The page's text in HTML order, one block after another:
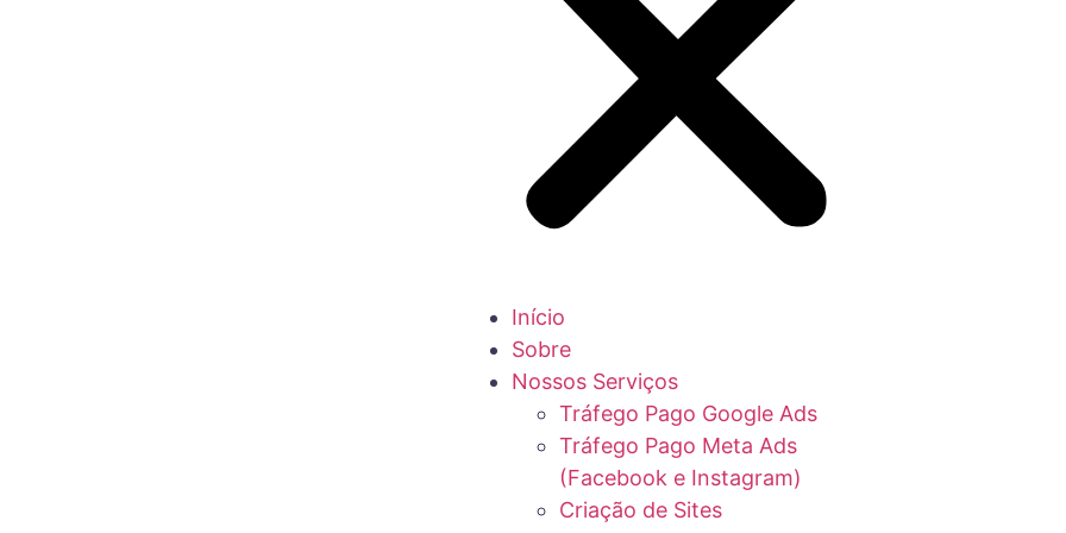
Início
Sobre
Nossos Serviços
Tráfego Pago Google Ads
Tráfego Pago Meta Ads
(Facebook e Instagram)
Criação de Sites